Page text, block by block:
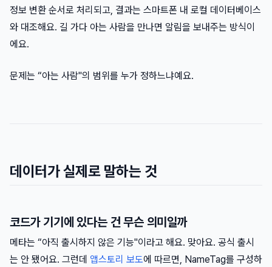
정보 변환 순서로 처리되고, 결과는 스마트폰 내 로컬 데이터베이스
와 대조해요. 길 가다 아는 사람을 만나면 알림을 보내주는 방식이
에요.
문제는 “아는 사람"의 범위를 누가 정하느냐예요.
데이터가 실제로 말하는 것
코드가 기기에 있다는 건 무슨 의미일까
메타는 “아직 출시하지 않은 기능"이라고 해요. 맞아요. 공식 출시
는 안 됐어요. 그런데 앱스토리 보도에 따르면, NameTag를 구성하